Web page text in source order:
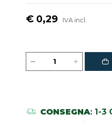
€ 0,29 IVA incl.
CONSEGNA: 1-3